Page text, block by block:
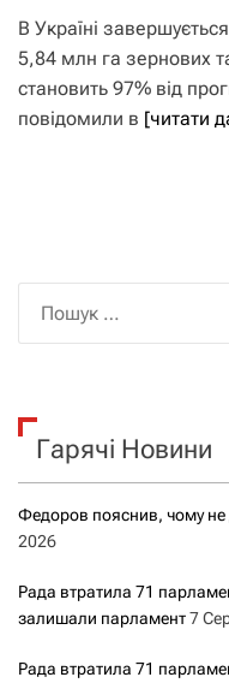
В Україні
5,84 млн га зернових
становить 97% від
повідомили в [читати
к
Гарячі Новини
Федоров пояснив, чому не
2026
Рада втратила 71
залишали парламент7
Рада втратила 71